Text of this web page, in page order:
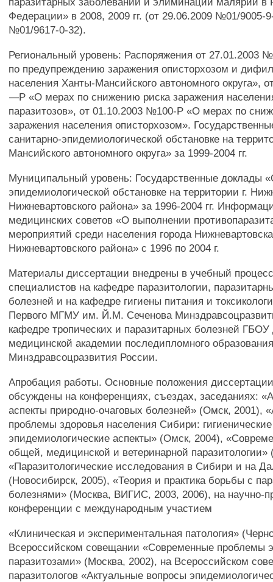
Федерации» в 2008, 2009 гг. (от 29.06.2009 №01/9005-
№01/9617-0-32).
Региональный уровень: Распоряжения от
по предупреждению заражения описторхозом и
населения Ханты-Мансийского автономного округа»,
—Р «О мерах по снижению риска заражения
паразитозов», от 01.10.2003 №100-Р «О мерах по
заражения населения описторхозом».
санитарно-эпидемиологической обстановке на
Мансийского автономного округа» за 1999-2004 гг.
Муниципальный уровень: Государственные доклады
эпидемиологической обстановке на территории г.
Нижневартовского района» за 1996-2004 гг.
медицинских советов «О выполнении
мероприятий среди населения города
Нижневартовского района» с 1996 по 2004 г.
Материалы диссертации внедрены в учебный процесс
специалистов на кафедре паразитологии,
болезней и на кафедре гигиены питания и
Первого МГМУ им. Й.М. Сеченова
кафедре тропических и паразитарных болезней
медицинской академии последипломного
Минздравсоцразвития России.
Апробация работы. Основные положения
обсуждены на конференциях, съездах, заседаниях:
аспекты природно-очаговых болезней» (Омск, 2001),
проблемы здоровья населения Сибири:
эпидемиологические аспекты» (Омск, 2004),
общей, медицинской и ветеринарной паразитологии»
«Паразитологические исследования в Сибири и на
(Новосибирск, 2005), «Теория и практика борьбы с
болезнями» (Москва, ВИГИС, 2003, 2006), на научно-
конференции с международным участием
«Клиническая и экспериментальная патология»
Всероссийском совещании «Современные проблемы
паразитозами» (Москва, 2002), на Всероссийском
паразитологов «Актуальные вопросы